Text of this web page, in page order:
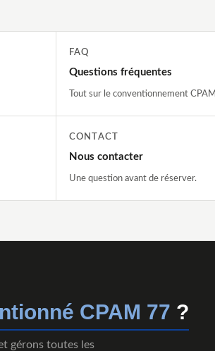
FAQ
Questions fréquentes
Tout sur le conventionnement
CONTACT
Nous contacter
Une question avant de réserver.
CPAM 77 ?
gérons toutes les